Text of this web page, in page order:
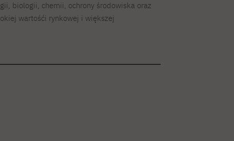
biologii, chemii, ochrony środowiska oraz
wartośći rynkowej i większej